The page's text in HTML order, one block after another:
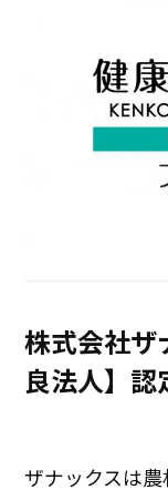
株式会社
良法人】認
ザナックスは